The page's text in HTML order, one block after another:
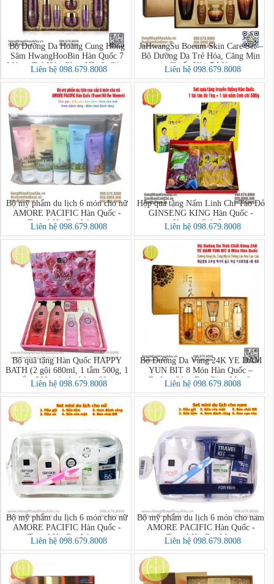
Bộ Dưỡng Da Hoàng Cung Hồng
Sâm HwangHooBin Hàn Quốc 7
Món – Trẻ Hóa, Phục Hồi & Căng
Mịn Làn Da
Liên hệ 098.679.8008
JaHwangSu Boeum Skin Care Set –
Bộ Dưỡng Da Trẻ Hóa, Căng Mịn
Chuẩn Hàn 7 Món
Liên hệ 098.679.8008
Bộ mỹ phẩm du lịch 6 món cho nữ
AMORE PACIFIC Hàn Quốc -
Travel Kit For Women
Liên hệ 098.679.8008
Hộp quà tặng Nấm Linh Chi Táo Đỏ
GINSENG KING Hàn Quốc -
Korean Gift Set
Liên hệ 098.679.8008
Bộ quà tặng Hàn Quốc HAPPY
BATH (2 gội 680ml, 1 tắm 500g, 1
tắm 200g, 1 xà phòng 80g)
Liên hệ 098.679.8008
Bộ Dưỡng Da Vàng 24K YE DAM
YUN BIT 8 Món Hàn Quốc –
Dưỡng Sáng Da, Căng Mịn &
Chống Lão Hóa Cao Cấp
Liên hệ 098.679.8008
Bộ mỹ phẩm du lịch 6 món cho nữ
AMORE PACIFIC Hàn Quốc -
Travel Kit For Women
Liên hệ 098.679.8008
Bộ mỹ phẩm du lịch 6 món cho nam
AMORE PACIFIC Hàn Quốc -
Travel Kit For Men
Liên hệ 098.679.8008